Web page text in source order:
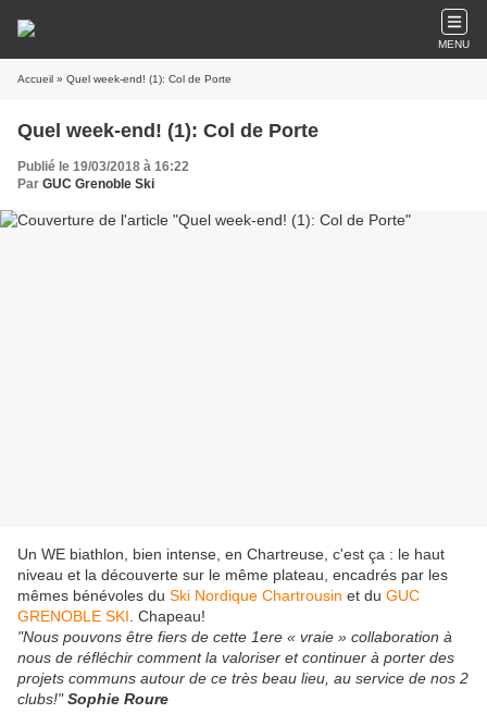
MENU
Accueil » Quel week-end! (1): Col de Porte
Quel week-end! (1): Col de Porte
Publié le 19/03/2018 à 16:22
Par GUC Grenoble Ski
Un WE biathlon, bien intense, en Chartreuse, c'est ça : le haut
niveau et la découverte sur le même plateau, encadrés par les
mêmes bénévoles du Ski Nordique Chartrousin et du GUC
GRENOBLE SKI . Chapeau!
"Nous pouvons être fiers de cette 1ere « vraie » collaboration à
nous de réfléchir comment la valoriser et continuer à porter des
projets communs autour de ce très beau lieu, au service de nos 2
clubs!"Sophie Roure